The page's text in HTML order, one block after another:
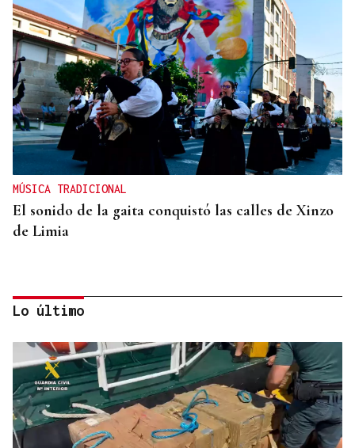
MÚSICA TRADICIONAL
El sonido de la gaita conquistó las calles de Xinzo
de Limia
Lo último